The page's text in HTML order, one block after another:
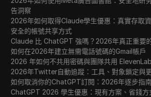
告洞察
2026年如何取得Claude學生優惠：真實存取
安全的帳號共享方式
Claude 比 ChatGPT 強嗎？2026年真正重要
如何在2026年建立無需電話號碼的Gmail帳戶
2026 年如何不共用密碼與團隊共用
2026年Twitter自動追蹤：工具、對象鎖定與
如何取消你的ChatGPT訂閱：2026年逐步指南
ChatGPT 2026 學生優惠：現有方案、省錢方